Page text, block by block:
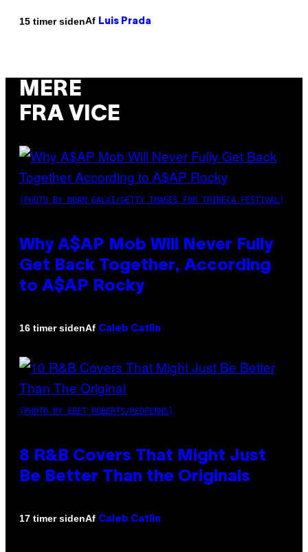
15 timer sidenAf Luis Prada
MERE
FRA VICE
(PHOTO BY NOAM GALAI/GETTY IMAGES FOR TRIBECA FESTIVAL)
Why A$AP Mob Will Never Fully
Get Back Together, According
to A$AP Rocky
16 timer sidenAf Caleb Catlin
(PHOTO BY EBET ROBERTS/REDFERNS)
8 R&B Covers That Might Just
Be Better Than the Originals
17 timer sidenAf Caleb Catlin